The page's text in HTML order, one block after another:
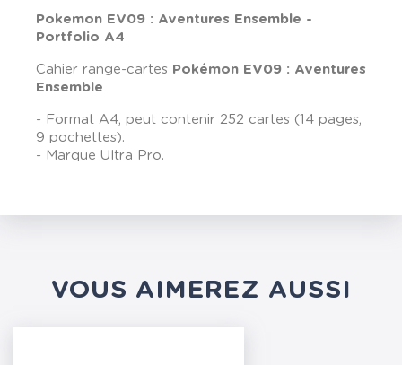
Pokemon EV09 : Aventures Ensemble -
Portfolio A4
Cahier range-cartes Pokémon EV09 : Aventures
Ensemble
- Format A4, peut contenir 252 cartes (14 pages,
9 pochettes).
- Marque Ultra Pro.
VOUS AIMEREZ AUSSI